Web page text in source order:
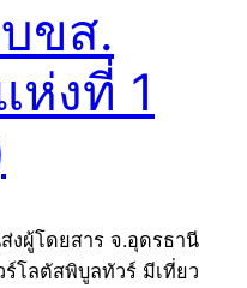
ขส.
ห่งที่ 1
งผู้โดยสาร จ.อุดรธานี
โลตัสพิบูลทัวร์ มีเที่ยว